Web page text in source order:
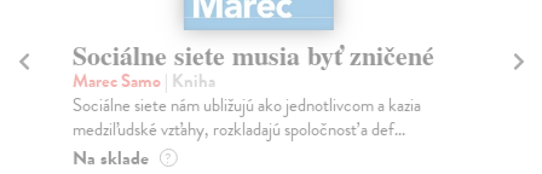
Sociálne siete musia byť zničené
Marec Samo| Kniha
Sociálne siete nám ubližujú ako jednotlivcom a kazia
medziľudské vzťahy, rozkladajú spoločnosť a def...
Na sklade ?